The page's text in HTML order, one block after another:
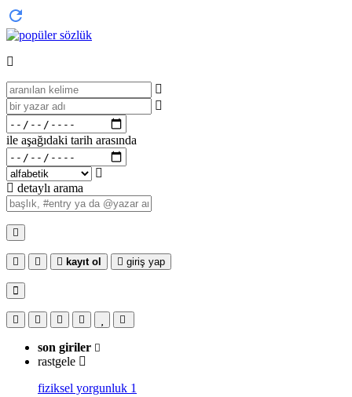
ile aşağıdaki tarih arasında
detaylı arama
kayıt ol giriş yap
son giriler
rastgele
fiziksel yorgunluk 1